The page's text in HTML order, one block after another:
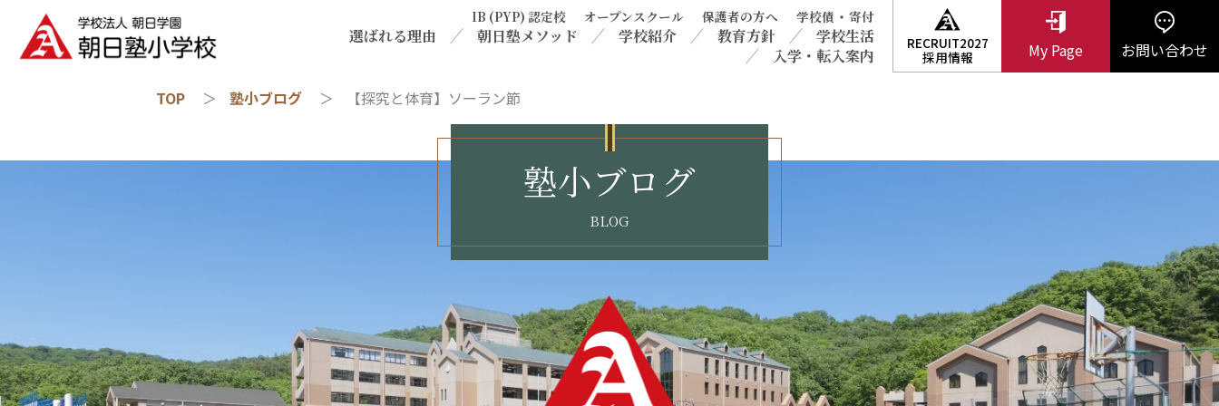
IB (PYP) 認定校 オープンスクール 保護者の方へ 学校債 ・ 寄付
選ばれる理由 朝日塾メソッド 学校紹介 教育方針
学校生活
入学・転入案内
RECRUIT2027
採用情報
My Page お問い合わせ
TOP 塾小ブログ 【探究と体育】ソーラン節
塾小ブログ
BLOG